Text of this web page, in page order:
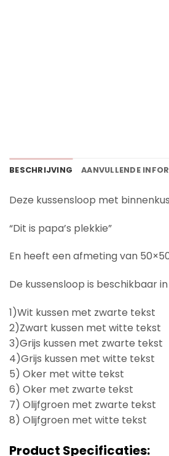
BESCHRIJVING AANVULLENDE
Deze kussensloop met
“Dit is papa’s plekkie”
En heeft een afmeting van
De kussensloop is beschikbaar
1)Wit kussen met zwarte tekst
2)Zwart kussen met witte tekst
3)Grijs kussen met zwarte tekst
4)Grijs kussen met witte tekst
5) Oker met witte tekst
6) Oker met zwarte tekst
7) Olijfgroen met zwarte tekst
8) Olijfgroen met witte tekst
Product Specificaties: